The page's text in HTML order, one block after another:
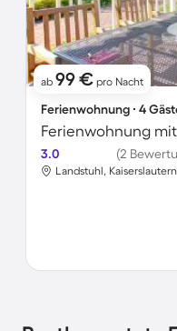
ab 99 € pro Nacht
Ferienwohnung ∙ 4
Ferienwohnung
3.0 (2
Landstuhl,